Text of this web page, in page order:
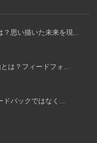
？思い描いた未来を現...
は？フィードフォ...
ドバックではなく...